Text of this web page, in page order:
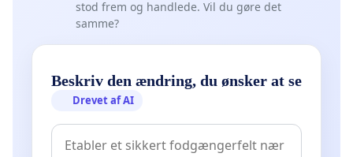
stod frem og handlede. Vil du gøre det
samme?
Beskriv den ændring, du ønsker at se
Drevet af AI